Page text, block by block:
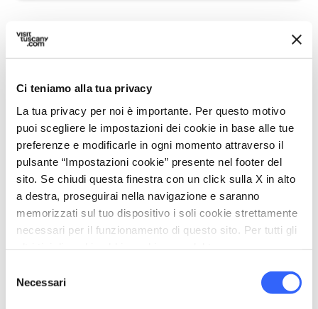
Ci teniamo alla tua privacy
La tua privacy per noi è importante. Per questo motivo
puoi scegliere le impostazioni dei cookie in base alle tue
preferenze e modificarle in ogni momento attraverso il
pulsante “Impostazioni cookie” presente nel footer del
sito. Se chiudi questa finestra con un click sulla X in alto
a destra, proseguirai nella navigazione e saranno
memorizzati sul tuo dispositivo i soli cookie strettamente
necessari per il funzionamento di questo sito. Per tutti gli
delNecessari
Luoghi da non perdere, percorsi tappa per tappa,
eventi e suggerimenti per il tuo viaggio
Attrazioni map Vedi su mappa
favorite_border